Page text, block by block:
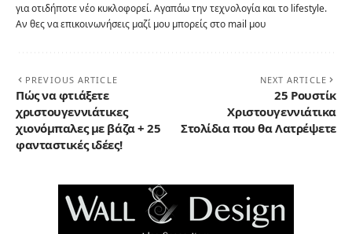
για οτιδήποτε νέο κυκλοφορεί. Αγαπάω την τεχνολογία και το lifestyle.
Αν θες να επικοινωνήσεις μαζί μου μπορείς στο mail μου
PREVIOUS ARTICLE
Πώς να φτιάξετε
χριστουγεννιάτικες
χιονόμπαλες με βάζα + 25
φανταστικές ιδέες!
NEXT ARTICLE
25 Ρουστίκ
Χριστουγεννιάτικα
Στολίδια που θα Λατρέψετε